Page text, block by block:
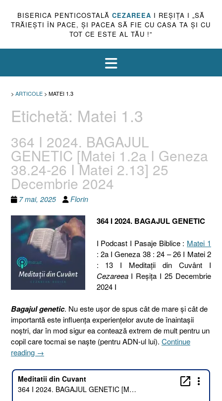
BISERICA PENTICOSTALĂ CEZAREEA I REŞIŢA I „SĂ
TRĂIEŞTI ÎN PACE, ŞI PACEA SĂ FIE CU CASA TA ŞI CU
TOT CE ESTE AL TĂU !”
> ARTICOLE > MATEI 1.3
Etichetă: Matei 1.3
364 I 2024. BAGAJUL
GENETIC [Matei 1.2a I Geneza
38.24-26 I Matei 2.13] 25
Decembrie 2024
7 mai, 2025 Florin
364 I 2024. BAGAJUL GENETIC
I Podcast I Pasaje Biblice : Matei 1
: 2a I Geneza 38 : 24 – 26 I Matei 2
: 13 I Meditaţii din Cuvânt I
CezareeaI Reşiţa I 25 Decembrie
2024 I
Bagajul genetic. Nu este ușor de spus cât de mare și cât de
importantă este influența experiențelor avute de înaintașii
noștri, dar în mod sigur ea contează extrem de mult pentru un
copil care tocmai se naște (pentru ADN-ul lui). Continue
reading „364
2024.
BAGAJUL
GENETIC
→